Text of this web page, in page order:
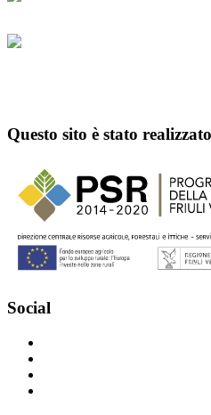
Questo sito è stato
Social